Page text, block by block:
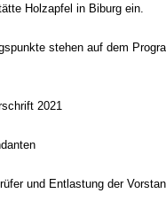
Holzapfel in Biburg ein.
stehen auf dem
2021
und Entlastung der